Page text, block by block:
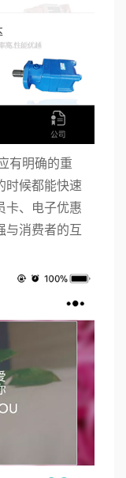
有明确的重
时候都能快速
卡、电子优惠
与消费者的互